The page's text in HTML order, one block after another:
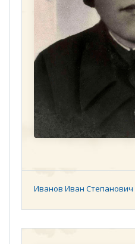
Иванов Иван Степанович